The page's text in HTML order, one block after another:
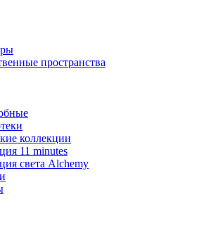
пространства
коллекции
11 minutes
света Alchemy